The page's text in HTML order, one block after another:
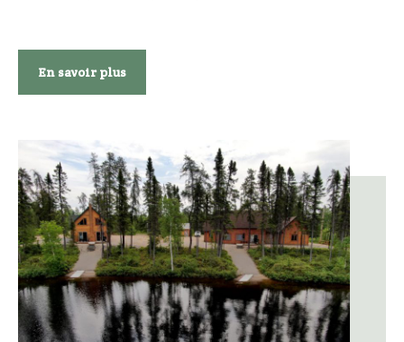
En savoir plus